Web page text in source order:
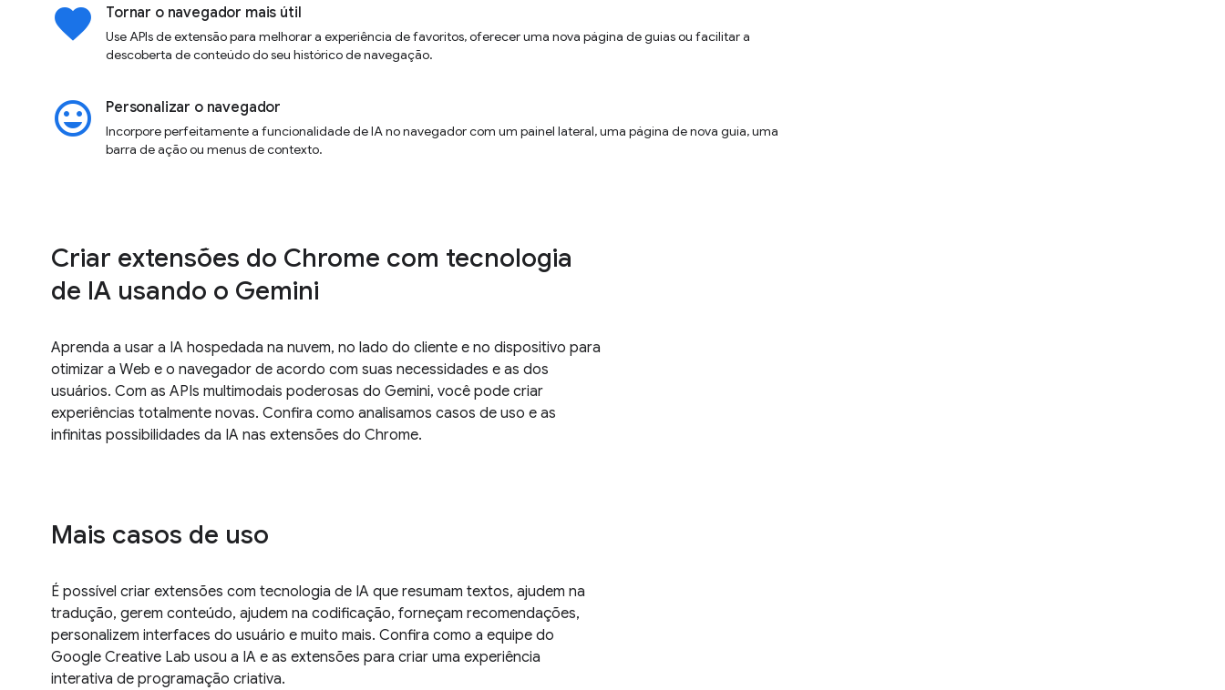
favorite Tornar o navegador mais útil
Use APIs de extensão para melhorar a experiência de favoritos, oferecer uma nova página de guias ou facilitar a
descoberta de conteúdo do seu histórico de navegação.
insert_emoticon Personalizar o navegador
Incorpore perfeitamente a funcionalidade de IA no navegador com um painel lateral, uma página de nova guia, uma
barra de ação ou menus de contexto.
Criar extensões do Chrome com tecnologia
de IA usando o Gemini
Aprenda a usar a IA hospedada na nuvem, no lado do cliente e no dispositivo para
otimizar a Web e o navegador de acordo com suas necessidades e as dos
usuários. Com as APIs multimodais poderosas do Gemini, você pode criar
experiências totalmente novas. Confira como analisamos casos de uso e as
infinitas possibilidades da IA nas extensões do Chrome.
Mais casos de uso
É possível criar extensões com tecnologia de IA que resumam textos, ajudem na
tradução, gerem conteúdo, ajudem na codificação, forneçam recomendações,
personalizem interfaces do usuário e muito mais. Confira como a equipe do
Google Creative Lab usou a IA e as extensões para criar uma experiência
interativa de programação criativa.